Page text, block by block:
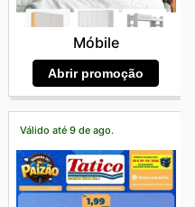
Móbile
Abrir promoção
Válido até 9 de ago.